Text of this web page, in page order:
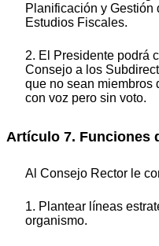
Planificación y Gestión
Estudios Fiscales.
2. El Presidente podrá
Consejo a los
que no sean miembros
con voz pero sin voto.
Artículo 7. Funciones
Al Consejo Rector le
1. Plantear líneas
organismo.